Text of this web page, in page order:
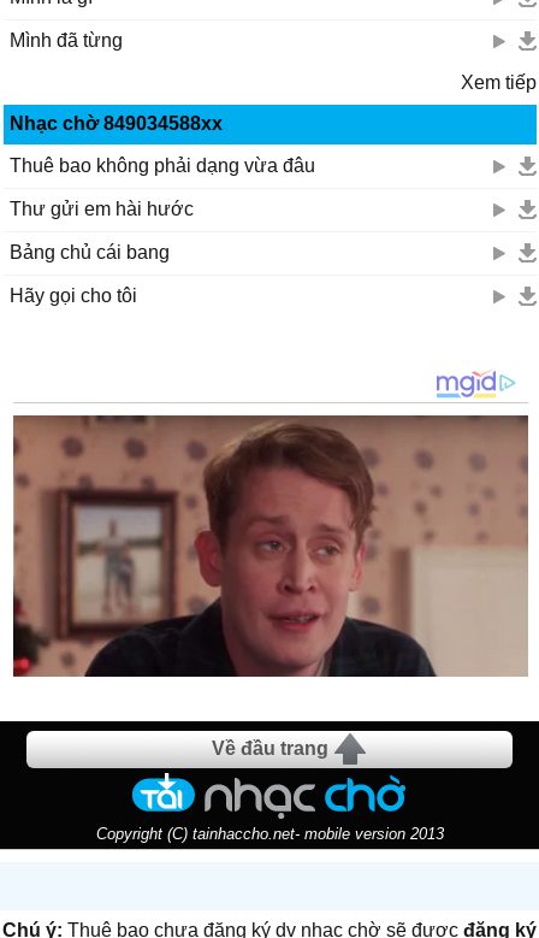
Mình đã từng
Xem tiếp
Nhạc chờ 849034588xx
Thuê bao không phải dạng vừa đâu
Thư gửi em hài hước
Bảng chủ cái bang
Hãy gọi cho tôi
Về đầu trang
Copyright (C) tainhaccho.net- mobile version 2013
Chú ý: Thuê bao chưa đăng ký dv nhạc chờ sẽ được đăng ký